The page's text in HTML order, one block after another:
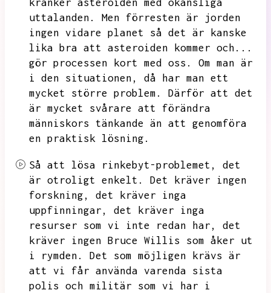
kränker asteroiden med okänsliga
uttalanden.
Men förresten är jorden
ingen vidare planet så det är kanske
lika bra att asteroiden kommer och...
gör processen kort med oss.
Om man är
i den situationen,
då har man ett
mycket större problem.
Därför att det
är mycket svårare att förändra
människors tänkande än att genomföra
en praktisk lösning.
Så att lösa rinkebyt-problemet,
det
är otroligt enkelt.
Det kräver ingen
forskning,
det kräver inga
uppfinningar,
det kräver inga
resurser som vi inte redan har,
det
kräver ingen Bruce Willis som åker ut
i rymden.
Det som möjligen krävs är
att vi får använda varenda sista
polis och militär som vi har i